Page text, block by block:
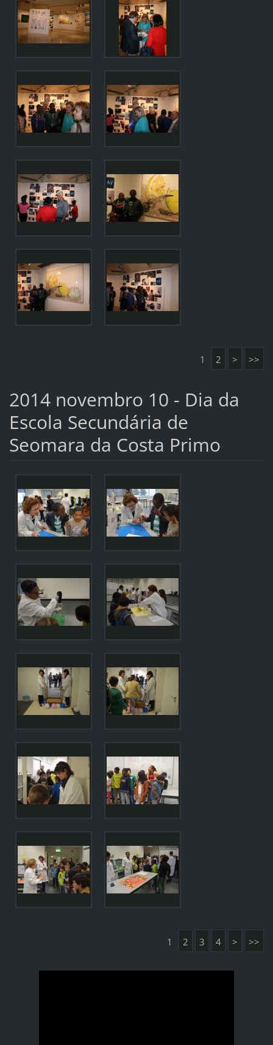
1 2 > >>
2014 novembro 10 - Dia da
Escola Secundária de
Seomara da Costa Primo
1 2 3 4 > >>